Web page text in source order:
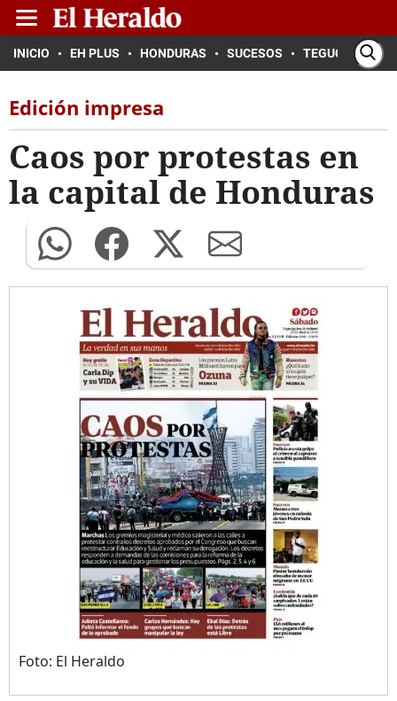
INICIO EH PLUS HONDURAS SUCESOS TEGUCIGALPA
Edición impresa
Caos por protestas en
la capital de Honduras
Foto: El Heraldo